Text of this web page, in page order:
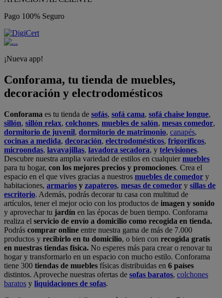
Pago 100% Seguro
¡Nueva app!
Conforama, tu tienda de muebles,
decoración y electrodomésticos
Conforama es tu tienda de sofás, sofá cama, sofá chaise longue,
sillón, sillón relax, colchones, muebles de salón, mesas comedor,
dormitorio de juvenil, dormitorio de matrimonio, canapés,
cocinas a medida, decoración, electrodomésticos, frigoríficos,
microondas, lavavajillas, lavadora secadora, y televisiones.
Descubre nuestra amplia variedad de estilos en cualquiermuebles
para tu hogar, con los mejores precios y promociones. Crea el
espacio en el que vives gracias a nuestros muebles de comedor y
habitaciones, armarios y zapateros, mesas de comedor y sillas de
escritorio. Además, podrás decorar tu casa con multitud de
artículos, tener el mejor ocio con los productos de imagen y sonido
y aprovechar tu jardín en las épocas de buen tiempo. Conforama
realiza el servicio de envío a domicilio como recogida en tienda.
Podrás comprar online entre nuestra gama de más de 7.000
productos y recibirlo en tu domicilio, o bien con recogida gratis
en nuestras tiendas física. No esperes más para crear o renovar tu
hogar y transformarlo en un espacio con mucho estilo. Conforama
tiene 300 tiendas de muebles físicas distribuidas en 6 países
distintos. Aproveche nuestras ofertas de sofas baratos, colchones
baratos y liquidaciones de sofas.